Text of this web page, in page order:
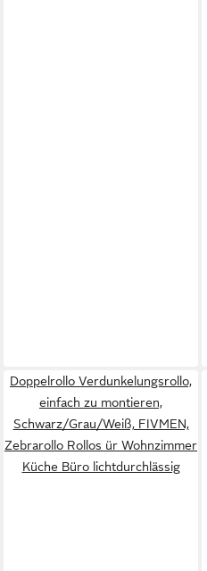
Doppelrollo Verdunkelungsrollo,
einfach zu montieren,
Schwarz/Grau/Weiß, FIVMEN,
Zebrarollo Rollos ür Wohnzimmer
Küche Büro lichtdurchlässig